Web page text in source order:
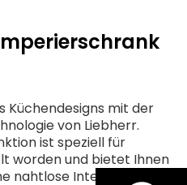
Küchendesigns mit der
von Liebherr.
ist speziell für
worden und bietet Ihnen
nahtlose Integration in